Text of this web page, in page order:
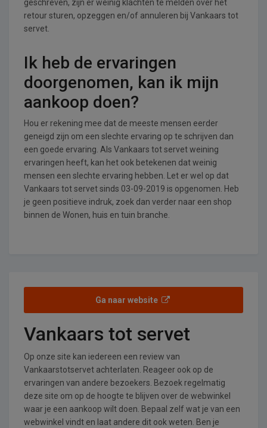
geschreven, zijn er weinig klachten te melden over het
retour sturen, opzeggen en/of annuleren bij Vankaars tot
servet.
Ik heb de ervaringen
doorgenomen, kan ik mijn
aankoop doen?
Hou er rekening mee dat de meeste mensen eerder
geneigd zijn om een slechte ervaring op te schrijven dan
een goede ervaring. Als Vankaars tot servet weining
ervaringen heeft, kan het ook betekenen dat weinig
mensen een slechte ervaring hebben. Let er wel op dat
Vankaars tot servet sinds 03-09-2019 is opgenomen. Heb
je geen positieve indruk, zoek dan verder naar een shop
binnen de Wonen, huis en tuin branche.
Ga naar website
Vankaars tot servet
Op onze site kan iedereen een review van
Vankaarstotservet achterlaten. Reageer ook op de
ervaringen van andere bezoekers. Bezoek regelmatig
deze site om op de hoogte te blijven over de webwinkel
waar je een aankoop wilt doen. Bepaal zelf wat je van een
webwinkel vindt en laat andere dit ook weten. Ben je